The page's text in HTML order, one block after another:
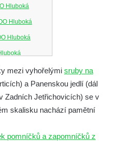
Hluboká
Hluboká
Hluboká
mezi vyhořelými sruby na
a Panenskou jedlí (dál
Zadních Jetřichovicích) se v
skalisku nachází pamětní
pomníčků a zapomníčků z